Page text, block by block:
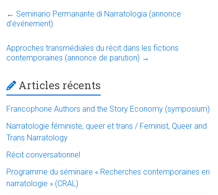
ce
b
o
ok
tt
er
e
n
ai t
at
A
p
← Seminario Permanante di Narratologia (annonce
d’événement)
Approches transmédiales du récit dans les fictions
contemporaines (annonce de parution) →
Articles récents
Francophone Authors and the Story Economy (symposium)
Narratologie féministe, queer et trans / Feminist, Queer and
Trans Narratology
Récit conversationnel
Programme du séminaire « Recherches contemporaines en
narratologie » (CRAL)